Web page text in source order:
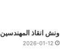
ونش انقاذ المهندسين
2026-01-12